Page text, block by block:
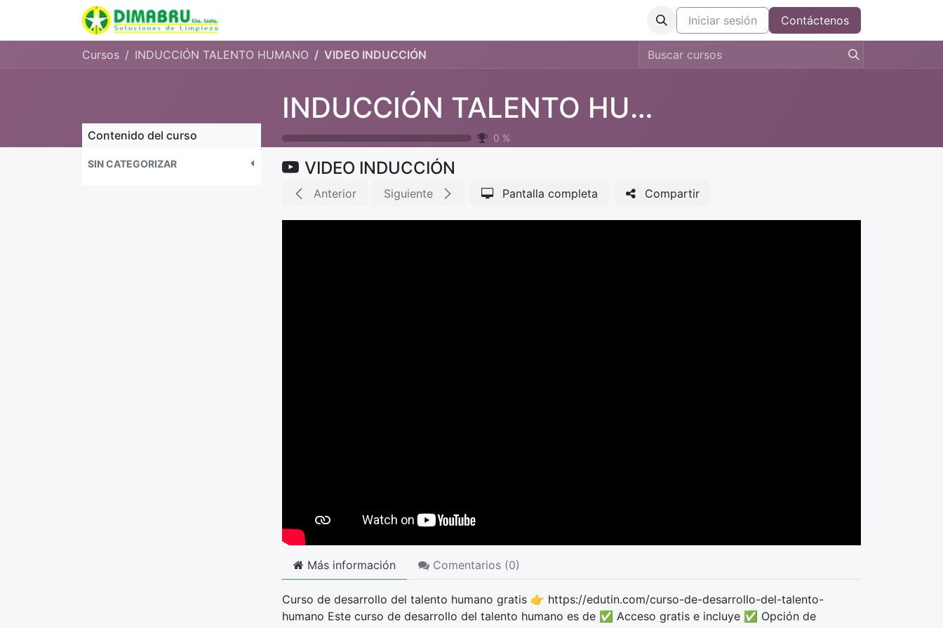
Iniciar sesión Contáctenos
Cursos INDUCCIÓN TALENTO HUMANO VIDEO INDUCCIÓN
INDUCCIÓN TALENTO HUMANO
0 %
Contenido del curso
SIN CATEGORIZAR VIDEO INDUCCIÓN
Anterior Siguiente Pantalla completa Compartir
Más información Comentarios (0)
Curso de desarrollo del talento humano gratis 👉 https://edutin.com/curso-de-desarrollo-del-talento-
humano Este curso de desarrollo del talento humano es de ✅ Acceso gratis e incluye ✅ Opción de